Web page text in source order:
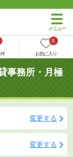
0
お気に入り
事務所・月極
変更する
変更する